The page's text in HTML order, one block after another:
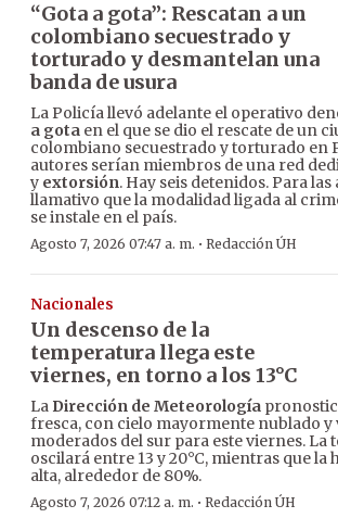
“Gota a gota”: Rescatan a un
colombiano secuestrado y
torturado y desmantelan una
banda de usura
La Policía llevó adelante el operativo
a gota en el que se dio el rescate de un
colombiano secuestrado y torturado en
autores serían miembros de una red
y extorsión. Hay seis detenidos. Para
llamativo que la modalidad ligada al
se instale en el país.
Agosto 7, 2026 07:47 a. m. · Redacción ÚH
Nacionales
Un descenso de la
temperatura llega este
viernes, en torno a los 13°C
La Dirección de Meteorología
fresca, con cielo mayormente nublado y
moderados del sur para este viernes. La
oscilará entre 13 y 20°C, mientras que la
alta, alrededor de 80%.
Agosto 7, 2026 07:12 a. m. · Redacción ÚH